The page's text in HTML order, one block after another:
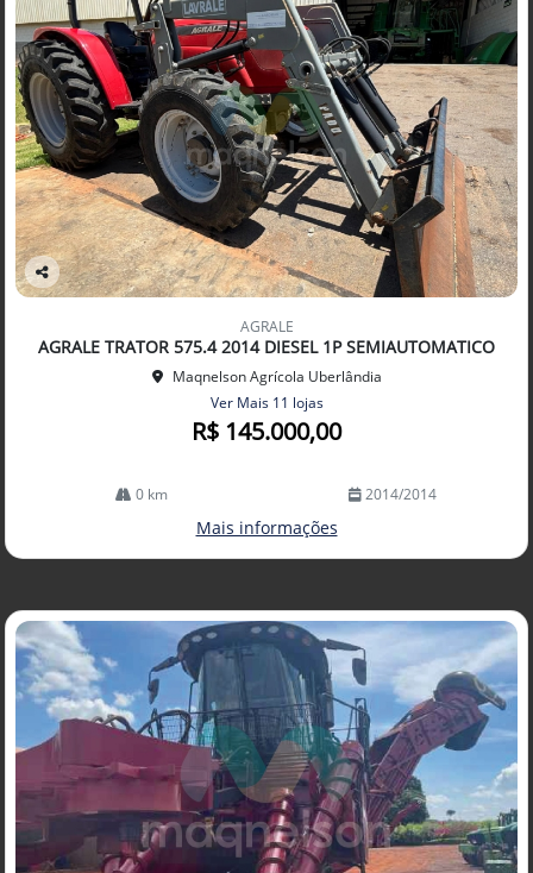
Co
arti
lhe
AGRALE
AGRALE TRATOR 575.4 2014 DIESEL 1P SEMIAUTOMATICO
Maqnelson Agrícola Uberlândia
Ver Mais 11 lojas
R$ 145.000,00
0 km 2014/2014
Mais informações